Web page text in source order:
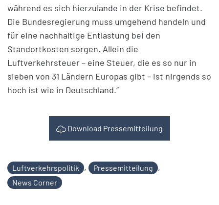
während es sich hierzulande in der Krise befindet.
Die Bundesregierung muss umgehend handeln und
für eine nachhaltige Entlastung bei den
Standortkosten sorgen. Allein die
Luftverkehrsteuer – eine Steuer, die es so nur in
sieben von 31 Ländern Europas gibt – ist nirgends so
hoch ist wie in Deutschland.“
Download Pressemitteilung
Luftverkehrspolitik , Pressemitteilung ,
News Corner